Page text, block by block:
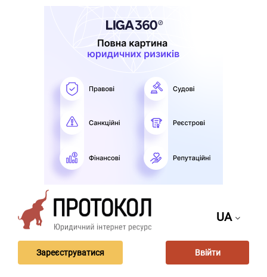
UA
Зареєструватися Ввійти